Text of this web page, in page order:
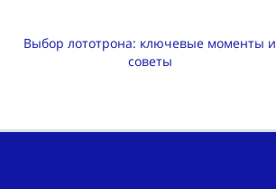
Выбор лототрона: ключевые моменты и
советы